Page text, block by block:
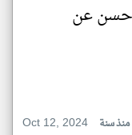
حسن عن
Oct 12, 2024
منذ سنة